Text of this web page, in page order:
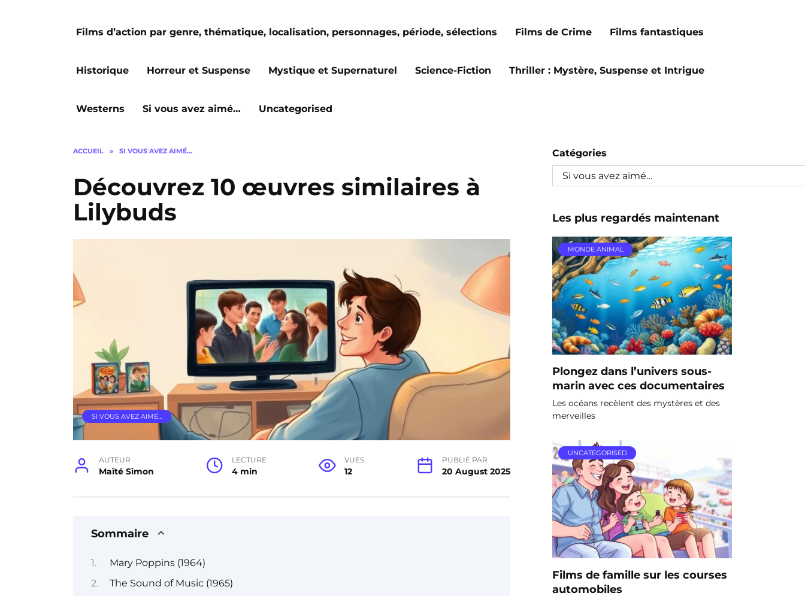
Films d’action par genre, thématique, localisation, personnages, période, sélections Films de Crime Films fantastiques
Historique Horreur et Suspense Mystique et Supernaturel Science-Fiction Thriller : Mystère, Suspense et Intrigue
Westerns Si vous avez aimé… Uncategorised
ACCUEIL » SI VOUS AVEZ AIMÉ…
Découvrez 10 œuvres similaires à
Lilybuds
SI VOUS AVEZ AIMÉ…
AUTEUR
Maïté Simon
LECTURE
4 min
VUES
12
PUBLIÉ PAR
20 August 2025
Sommaire
Mary Poppins (1964)
The Sound of Music (1965)
Catégories
Les plus regardés maintenant
MONDE ANIMAL
Plongez dans l’univers sous-
marin avec ces documentaires
Les océans recèlent des mystères et des
merveilles
UNCATEGORISED
Films de famille sur les courses
automobiles